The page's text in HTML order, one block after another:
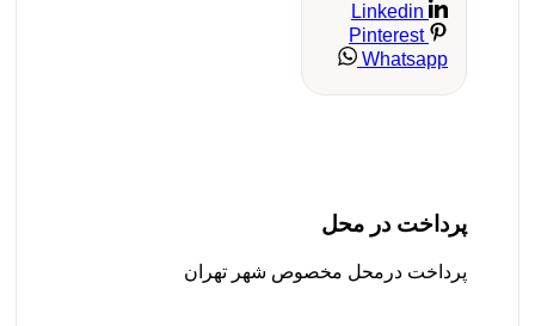
Linkedin
Pinterest
Whatsapp
پرداخت در محل
پرداخت درمحل مخصوص شهر تهران